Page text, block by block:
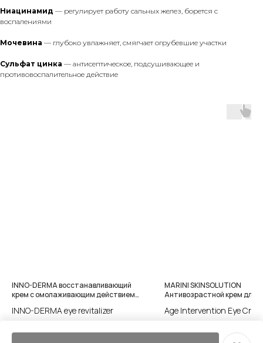
Ниацинамид — регулирует работу сальных желез, борется с
воспалениями
Мочевина — глубоко увлажняет, смягчает огрубевшие участки
Сульфат цинка — антисептическое, подсушивающее и
противовоспалительное действие
INNO-DERMA восстанавливающий
крем с омолаживающим действием
INNO-DERMA eye revitalizer
MARINI SKINSOLUTION
Антивозрастной крем для
вокруг глаз
Age Intervention Eye